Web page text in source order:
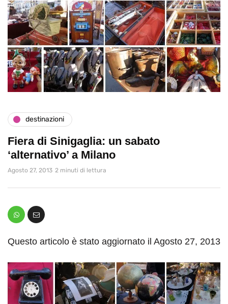
destinazioni
Fiera di Sinigaglia: un sabato
‘alternativo’ a Milano
Agosto 27, 2013 2 minuti di lettura
Questo articolo è stato aggiornato il Agosto 27, 2013